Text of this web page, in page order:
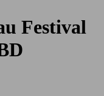
Festival